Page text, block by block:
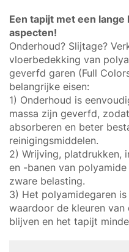
Een tapijt met een
aspecten!
Onderhoud? Slijtage?
vloerbedekking van
geverfd garen (Full
belangrijke eisen:
1) Onderhoud is
massa zijn geverfd,
absorberen en beter
reinigingsmiddelen.
2) Wrijving, platdrukken,
en -banen van
zware belasting.
3) Het polyamidegaren
waardoor de kleuren
blijven en het tapijt